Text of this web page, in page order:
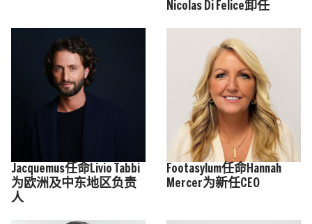
Nicolas Di Felice卸任
Jacquemus任命Livio Tabbi
为欧洲及中东地区负责
人
Footasylum任命Hannah
Mercer为新任CEO